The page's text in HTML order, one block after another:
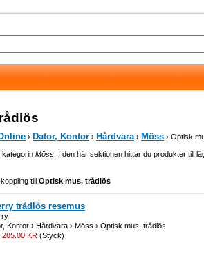
› Dator, Kontor › Hårdvara › Möss › Optisk
kategorin Möss . I den här sektionen hittar du produkter till
till Optisk mus, trådlös
trådlös resemus
Kontor › Hårdvara › Möss › Optisk mus, trådlös
285.00 KR (Styck)